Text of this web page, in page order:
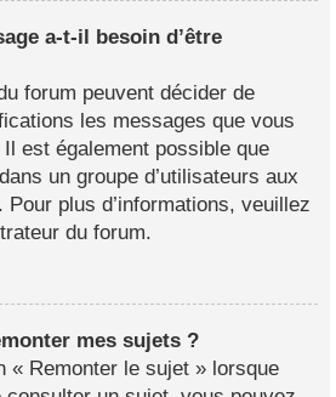
a-t-il besoin d’être
forum peuvent décider de
les messages que vous
est également possible que
un groupe d’utilisateurs aux
plus d’informations, veuillez
du forum.
mes sujets ?
« Remonter le sujet » lorsque